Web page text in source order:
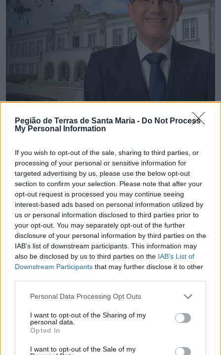
Pegião de Terras de Santa Maria - Do Not Process
My Personal Information
If you wish to opt-out of the sale, sharing to third parties, or
processing of your personal or sensitive information for
targeted advertising by us, please use the below opt-out
section to confirm your selection. Please note that after your
opt-out request is processed you may continue seeing
interest-based ads based on personal information utilized by
us or personal information disclosed to third parties prior to
your opt-out. You may separately opt-out of the further
disclosure of your personal information by third parties on the
IAB’s list of downstream participants. This information may
also be disclosed by us to third parties on the IAB’s List of
Downstream Participants that may further disclose it to other
Personal Data Processing Opt Outs
I want to opt-out of the Sharing of my
personal data.
Opted In
I want to opt-out of the Sale of my
💶 Quanto Custou? | Município de Espinho vai
gastar € 22,8 mil em brindes institucionais
6/08/2026